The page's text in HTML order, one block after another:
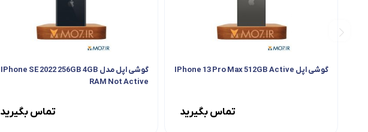
گوشی اپل IPhone 13 Pro Max 512GB Active
تماس بگیرید
گوشی اپل مدل IPhone SE 2022 256GB 4GB
RAM Not Active
تماس بگیرید